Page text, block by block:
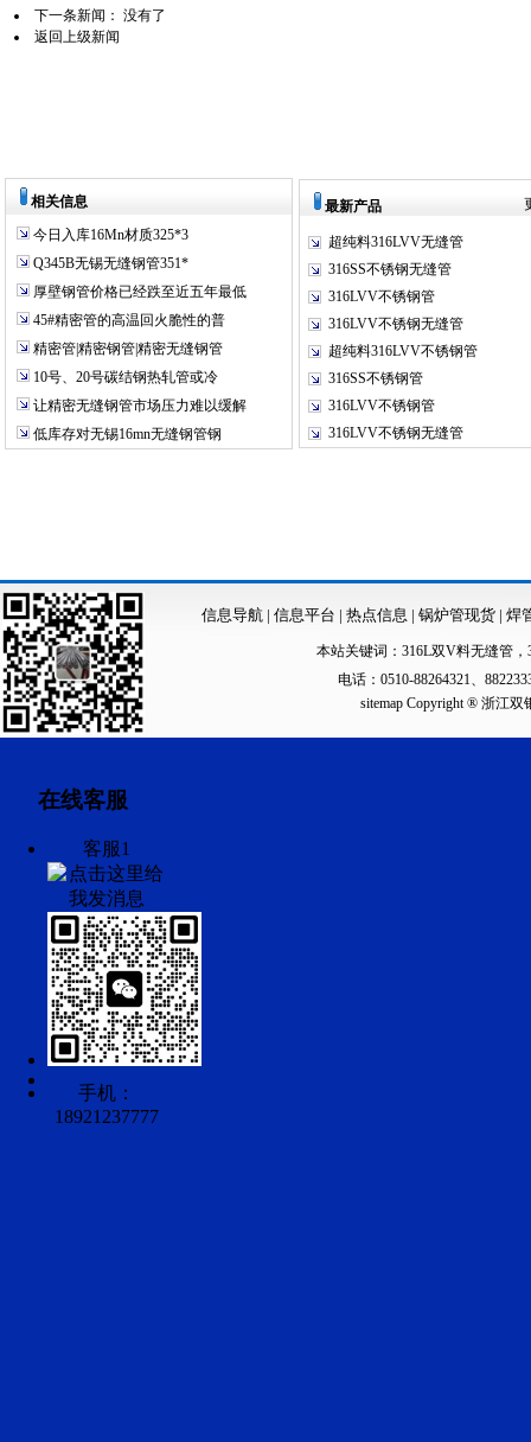
下一条新闻： 没有了
返回上级新闻
相关信息
今日入库16Mn材质325*3
Q345B无锡无缝钢管351*
厚壁钢管价格已经跌至近五年最低
45#精密管的高温回火脆性的普
精密管|精密钢管|精密无缝钢管
10号、20号碳结钢热轧管或冷
让精密无缝钢管市场压力难以缓解
低库存对无锡16mn无缝钢管钢
最新产品
超纯料316LVV无缝管
316SS不锈钢无缝管
316LVV不锈钢管
316LVV不锈钢无缝管
超纯料316LVV不锈钢管
316SS不锈钢管
316LVV不锈钢管
316LVV不锈钢无缝管
信息导航| 信息平台 | 热点信息 | 锅炉管现货 | 焊
本站关键词： 316L双V料无缝管 ，
电话：0510-88264321、
sitemapCopyright ® 浙江双
在线客服
客服1
手机：
18921237777